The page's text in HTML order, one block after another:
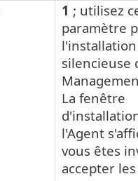
1 ; utilisez
paramètre
silencieuse
La fenêtre
l'Agent
vous êtes
accepter les